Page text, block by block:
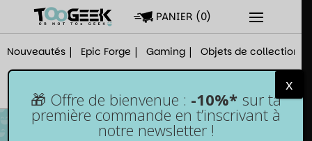
PANIER (0)
Nouveautés Epic Forge Gaming Objets de collection
🎁 Offre de bienvenue : -10%* sur ta
première commande en t’inscrivant à
notre newsletter !
x